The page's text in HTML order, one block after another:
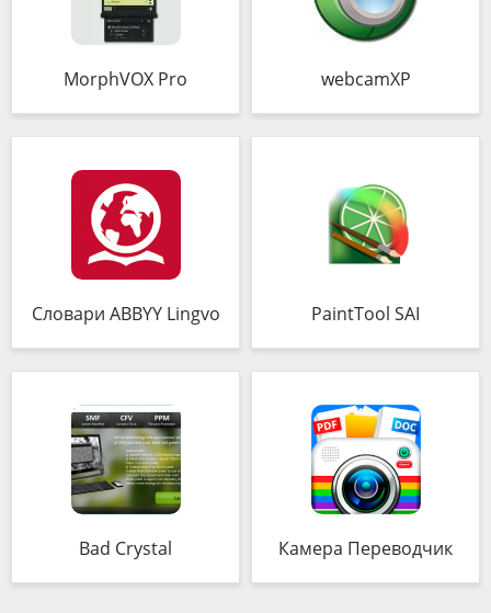
MorphVOX Pro webcamXP
Словари ABBYY Lingvo PaintTool SAI
Bad Crystal Камера Переводчик